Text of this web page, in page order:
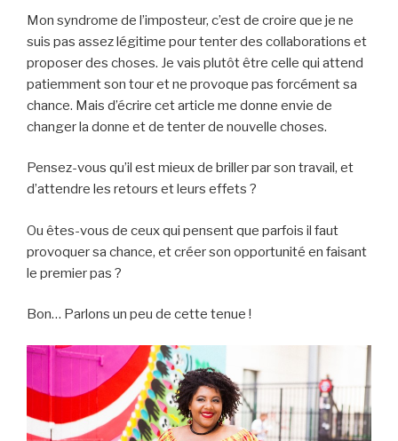
Mon syndrome de l’imposteur, c’est de croire que je ne
suis pas assez légitime pour tenter des collaborations et
proposer des choses. Je vais plutôt être celle qui attend
patiemment son tour et ne provoque pas forcément sa
chance. Mais d’écrire cet article me donne envie de
changer la donne et de tenter de nouvelle choses.
Pensez-vous qu’il est mieux de briller par son travail, et
d’attendre les retours et leurs effets ?
Ou êtes-vous de ceux qui pensent que parfois il faut
provoquer sa chance, et créer son opportunité en faisant
le premier pas ?
Bon… Parlons un peu de cette tenue !